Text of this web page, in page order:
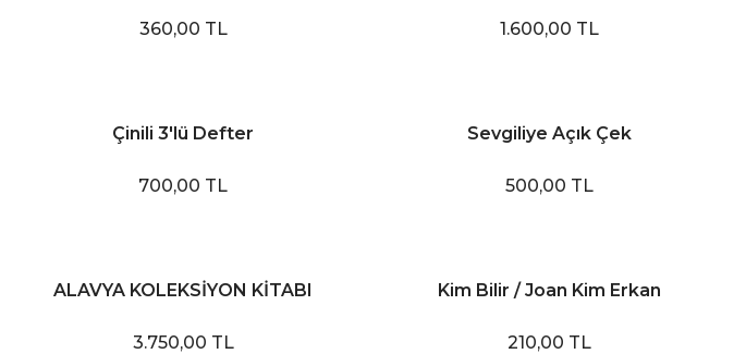
360,00 TL 1.600,00 TL
Çinili 3'lü Defter
700,00 TL
Sevgiliye Açık Çek
500,00 TL
ALAVYA KOLEKSİYON KİTABI
3.750,00 TL
Kim Bilir / Joan Kim Erkan
210,00 TL